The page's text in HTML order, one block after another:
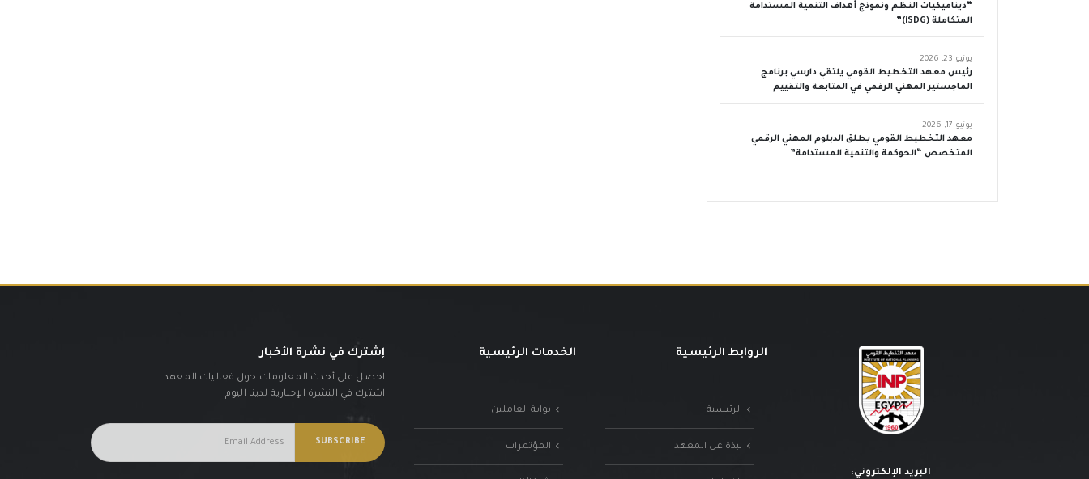
“ديناميكيات النظم ونموذج أهداف التنمية المستدامة
المتكاملة (iSDG)”
رئيس معهد التخطيط القومي يلتقي دارسي برنامج
الماجستير المهني الرقمي في المتابعة والتقييم
يونيو 23, 2026
معهد التخطيط القومي يطلق الدبلوم المهني الرقمي
المتخصص “الحوكمة والتنمية المستدامة”
يونيو 17, 2026
البريد الإلكتروني:
الروابط الرئيسية
الرئيسية
نبذة عن المعهد
الخدمات الرئيسية
بوابة العاملين
المؤتمرات
إشترك في نشرة الأخبار
احصل على أحدث المعلومات حول فعاليات المعهد.
اشترك في النشرة الإخبارية لدينا اليوم.